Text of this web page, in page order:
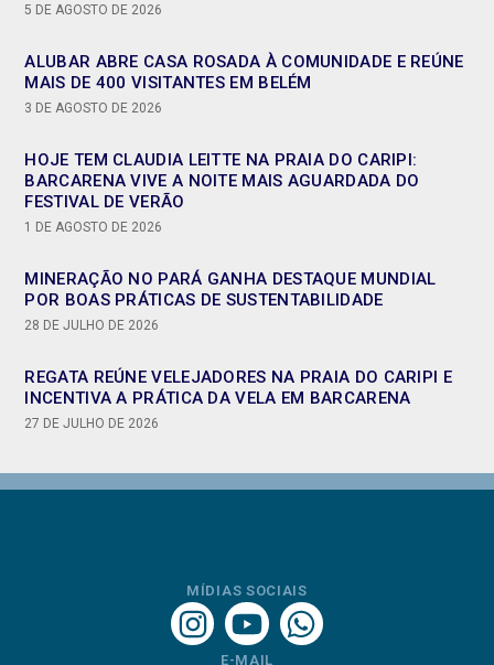
5 DE AGOSTO DE 2026
ALUBAR ABRE CASA ROSADA À COMUNIDADE E REÚNE
MAIS DE 400 VISITANTES EM BELÉM
3 DE AGOSTO DE 2026
HOJE TEM CLAUDIA LEITTE NA PRAIA DO CARIPI:
BARCARENA VIVE A NOITE MAIS AGUARDADA DO
FESTIVAL DE VERÃO
1 DE AGOSTO DE 2026
MINERAÇÃO NO PARÁ GANHA DESTAQUE MUNDIAL
POR BOAS PRÁTICAS DE SUSTENTABILIDADE
28 DE JULHO DE 2026
REGATA REÚNE VELEJADORES NA PRAIA DO CARIPI E
INCENTIVA A PRÁTICA DA VELA EM BARCARENA
27 DE JULHO DE 2026
MÍDIAS SOCIAIS
E-MAIL